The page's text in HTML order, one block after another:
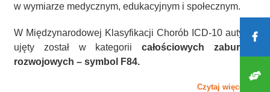
w wymiarze medycznym, edukacyjnym i społecznym.
W Międzynarodowej Klasyfikacji Chorób ICD-10 autyzm
ujęty został w kategorii całościowych zaburzeń
rozwojowych – symbol F84.
Czytaj więcej …